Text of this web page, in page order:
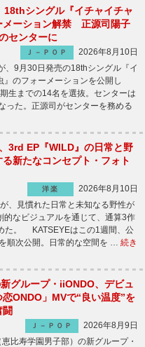
18thシングル『イチャイチャ
メーション解禁 正源司陽子
センターに
Ｊ－ＰＯＰ
2026年8月10日
、9月30日発売の18thシングル『イ
』のフォーメーションを公開し
生までの14名を選抜。センターは
った。正源司がセンターを務める
3rd EP『WILD』の日常と野
新たなコンセプト・フォト
洋楽
2026年8月10日
、見慣れた日常と未知なる野性が
的なビジュアルを通じて、通算3作
た。 KATSEYEはこの1週間、公
順次公開。日常的な空間を … 続き
グループ・iiONDO、デビュ
恋ONDO」MVで“良い温度”を
闘
Ｊ－ＰＯＰ
2026年8月9日
比寿学園男子部）の新グループ・